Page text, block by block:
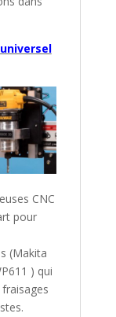
CNC
pour
(Makita
) qui